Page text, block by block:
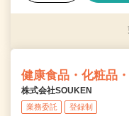
健康食品・化粧品
株式会社SOUKEN
業務委託 登録制